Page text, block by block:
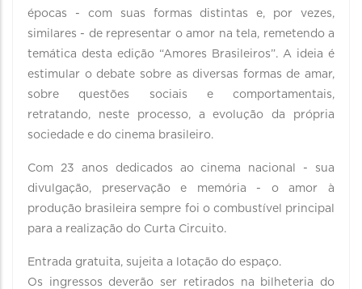
épocas - com suas formas distintas e, por vezes,
similares - de representar o amor na tela, remetendo a
temática desta edição “Amores Brasileiros”. A ideia é
estimular o debate sobre as diversas formas de amar,
sobre questões sociais e comportamentais,
retratando, neste processo, a evolução da própria
sociedade e do cinema brasileiro.
Com 23 anos dedicados ao cinema nacional - sua
divulgação, preservação e memória - o amor à
produção brasileira sempre foi o combustível principal
para a realização do Curta Circuito.
Entrada gratuita, sujeita a lotação do espaço.
Os ingressos deverão ser retirados na bilheteria do